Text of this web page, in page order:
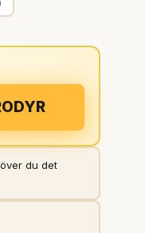
du det